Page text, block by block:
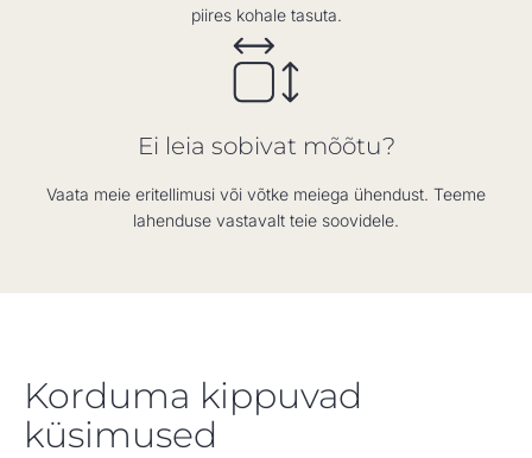
piires kohale tasuta.
Ei leia sobivat mõõtu?
Vaata meie eritellimusi või võtke meiega ühendust. Teeme
lahenduse vastavalt teie soovidele.
Korduma kippuvad
küsimused